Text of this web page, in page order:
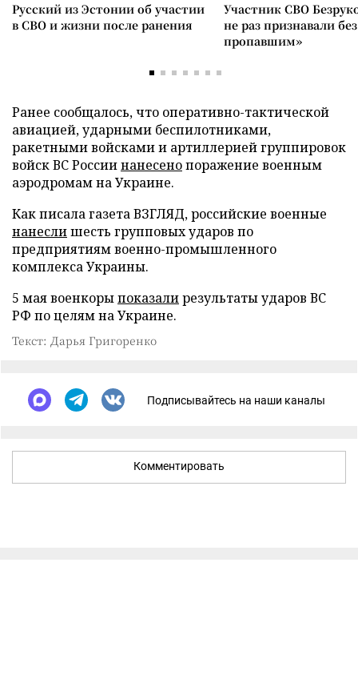
Русский из Эстонии об участии
в СВО и жизни после ранения
Участник СВО
не раз признавали
пропавшим»
Ранее сообщалось, что оперативно-тактической
авиацией, ударными беспилотниками,
ракетными войсками и артиллерией группировок
войск ВС Россиинанесенопоражение военным
аэродромам на Украине.
Как писала газета ВЗГЛЯД, российские военные
нанеслишесть групповых ударов по
предприятиям военно-промышленного
комплекса Украины.
5 мая военкорыпоказалирезультаты ударов ВС
РФ по целям на Украине.
Текст: Дарья Григоренко
Подписывайтесь на наши каналы
Комментировать